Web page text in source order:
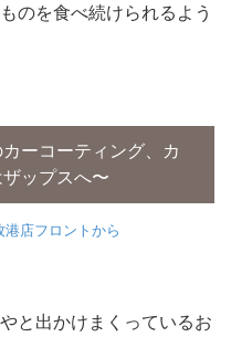
のを食べ続けられるよう
ーコーティング、カ
ップスへ〜
港店フロントから
と出かけまくっているお